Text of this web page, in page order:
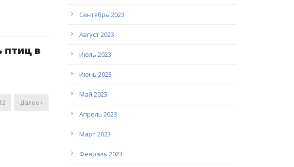
птиц в
12 Далее ›
Сентябрь 2023
Август 2023
Июль 2023
Июнь 2023
Май 2023
Апрель 2023
Март 2023
Февраль 2023